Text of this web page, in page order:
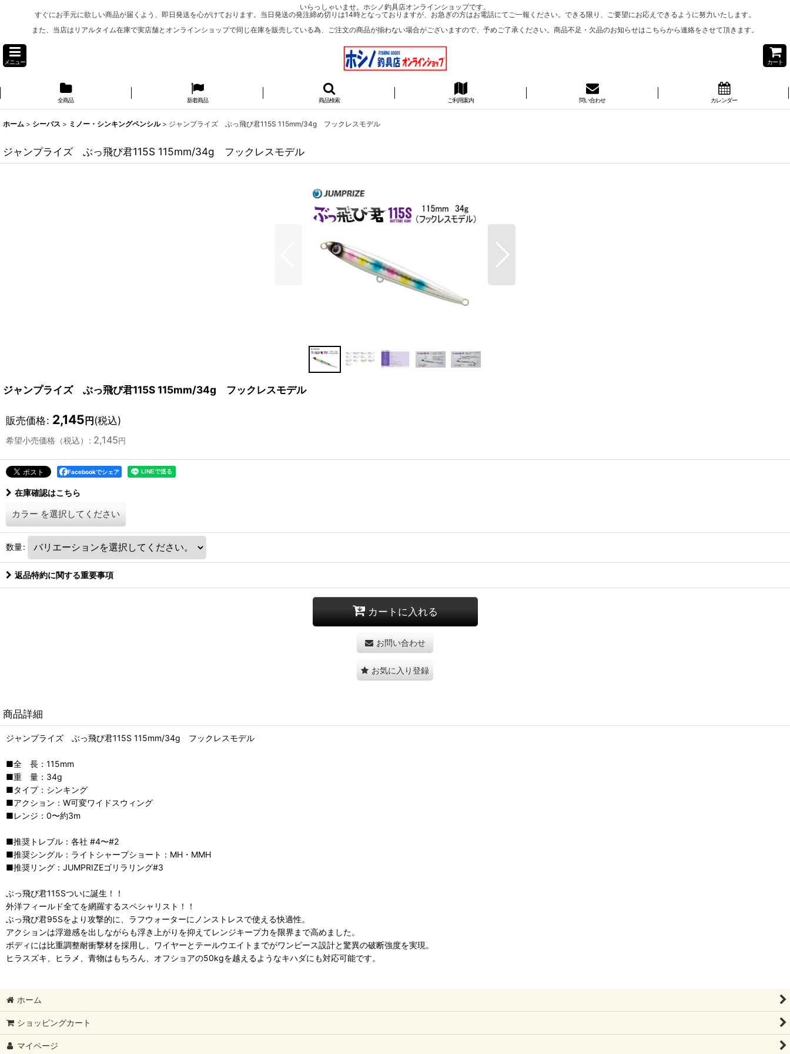
いらっしゃいませ。ホシノ釣具店オンラインショップです。
すぐにお手元に欲しい商品が届くよう、即日発送を心がけております。当日発送の発注締め切りは14時となっておりますが、お急ぎの方はお電話にてご一報ください。できる限り、ご要望にお応えできるように努力いたします。
また、当店はリアルタイム在庫で実店舗とオンラインショップで同じ在庫を販売している為、ご注文の商品が揃わない場合がございますので、予めご了承ください。商品不足・欠品のお知らせはこちらから連絡をさせて頂きます。
メニュー カート
全商品 新着商品 商品検索 ご利用案内 問い合わせ カレンダー
ホーム > シーバス > ミノー・シンキングペンシル > ジャンプライズ ぶっ飛び君115S 115mm/34g フックレスモデル
ジャンプライズ ぶっ飛び君115S 115mm/34g フックレスモデル
ジャンプライズ ぶっ飛び君115S 115mm/34g フックレスモデル
販売価格: 2,145円(税込)
希望小売価格（税込） : 2,145 円
Facebookでシェア
在庫確認はこちら
カラー を選択してください
数量:
返品特約に関する重要事項
カートに入れる
お問い合わせ
お気に入り登録
商品詳細
ジャンプライズ ぶっ飛び君115S 115mm/34g フックレスモデル
■全 長：115mm
■重 量：34g
■タイプ：シンキング
■アクション：W可変ワイドスウィング
■レンジ：0〜約3m
■推奨トレブル：各社 #4〜#2
■推奨シングル：ライトシャープショート：MH・MMH
■推奨リング：JUMPRIZEゴリラリング#3
ぶっ飛び君115Sついに誕生！！
外洋フィールド全てを網羅するスペシャリスト！！
ぶっ飛び君95Sをより攻撃的に、ラフウォーターにノンストレスで使える快適性。
アクションは浮遊感を出しながらも浮き上がりを抑えてレンジキープ力を限界まで高めました。
ボディには比重調整耐衝撃材を採用し、ワイヤーとテールウエイトまでがワンピース設計と驚異の破断強度を実現。
ヒラスズキ、ヒラメ、青物はもちろん、オフショアの50kgを越えるようなキハダにも対応可能です。
ホーム
ショッピングカート
マイページ